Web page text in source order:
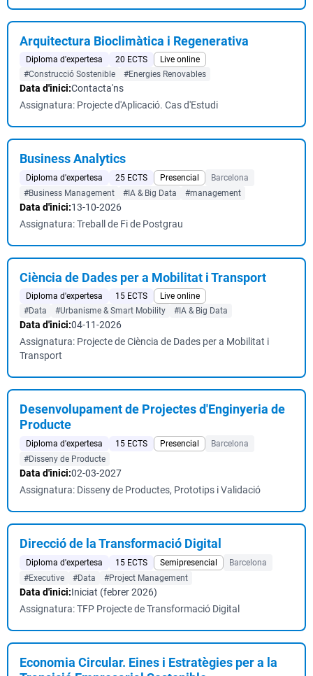
Arquitectura Bioclimàtica i Regenerativa
Diploma d'expertesa 20 ECTS
Live online
#Construcció Sostenible
#Energies Renovables
Data d'inici:Contacta'ns
Assignatura: Projecte d'Aplicació. Cas d'Estudi
Business Analytics
Diploma d'expertesa 25 ECTS Presencial
Barcelona
#Business Management
#IA & Big Data #management
Data d'inici:13-10-2026
Assignatura: Treball de Fi de Postgrau
Ciència de Dades per a Mobilitat i Transport
Diploma d'expertesa 15 ECTS
Live online
#Data
#Urbanisme & Smart Mobility #IA & Big Data
Data d'inici:04-11-2026
Assignatura: Projecte de Ciència de Dades per a Mobilitat i
Transport
Desenvolupament de Projectes d'Enginyeria de
Producte
Diploma d'expertesa 15 ECTS Presencial
Barcelona
#Disseny de Producte
Data d'inici:02-03-2027
Assignatura: Disseny de Productes, Prototips i Validació
Direcció de la Transformació Digital
Diploma d'expertesa 15 ECTS Semipresencial
Barcelona
#Executive
#Data #Project Management
Data d'inici:Iniciat (febrer 2026)
Assignatura: TFP Projecte de Transformació Digital
Economia Circular. Eines i Estratègies per a la